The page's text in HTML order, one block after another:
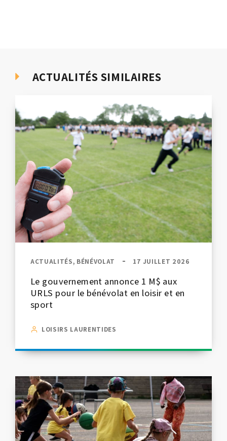
ACTUALITÉS SIMILAIRES
ACTUALITÉS, BÉNÉVOLAT 17 JUILLET 2026
Le gouvernement annonce 1 M$ aux
URLS pour le bénévolat en loisir et en
sport
LOISIRS LAURENTIDES